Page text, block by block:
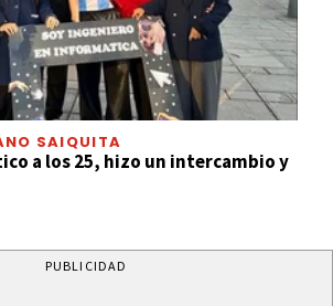
SAIQUITA
a los 25, hizo un intercambio y
PUBLICIDAD